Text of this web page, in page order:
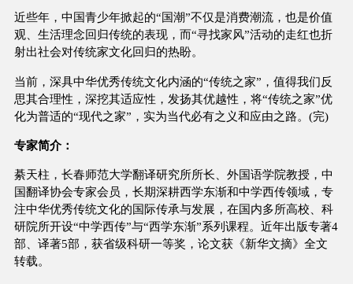
近些年，中国青少年掀起的“国潮”不仅是消费潮流，也是价值
观、生活理念回归传统的表现，而“寻找家风”活动的走红也折
射出社会对传统家文化回归的热盼。
当前，深具中华优秀传统文化内涵的“传统之家”，值得我们反
思其合理性，深挖其适应性，发扬其优越性，将“传统之家”优
化为普适的“现代之家”，实为当代必有之义和应由之路。(完)
专家简介：
綦天柱，长春师范大学翻译研究所所长、外国语学院教授，中
国翻译协会专家会员，长期深耕西学东渐和中学西传领域，专
注中华优秀传统文化的国际传承与发展，在国内多所高校、科
研院所开设“中学西传”与“西学东渐”系列课程。近年出版专著4
部、译著5部，获省级科研一等奖，论文获《新华文摘》全文
转载。